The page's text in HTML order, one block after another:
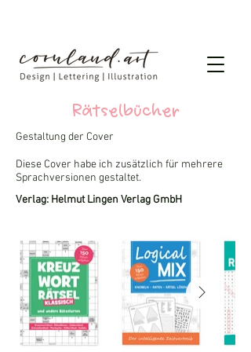
Rätselbücher
Gestaltung der Cover
Diese Cover habe ich zusätzlich für mehrere
Sprachversionen gestaltet.
Verlag: Helmut Lingen Verlag GmbH